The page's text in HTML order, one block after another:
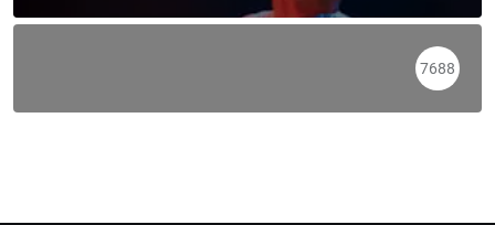
7688